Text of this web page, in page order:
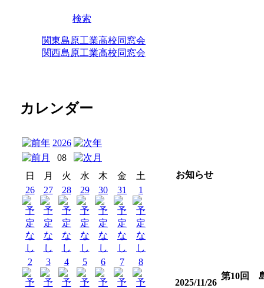
検索
関東島原工業高校同窓会
関西島原工業高校同窓会
カレンダー
2026
08
日
月 火 水 木 金
土
26
27 28 29 30 31 1
2 3 4 5 6 7 8
お知らせ
2025/11/26
第10回